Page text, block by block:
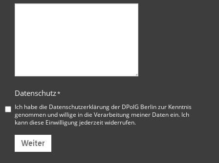
Datenschutz*
Ich habe die Datenschutzerklärung der DPolG Berlinzur Kenntnis
genommen und willige in die Verarbeitung meiner Daten ein. Ich
kann diese Einwilligung jederzeit widerrufen.
Weiter